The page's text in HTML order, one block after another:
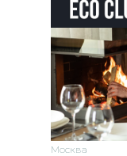
Москва